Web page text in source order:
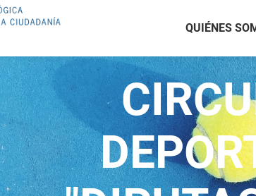
QUIÉNES